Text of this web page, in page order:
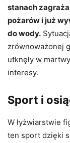
stanach
pożarów i już
do wody.
zrównoważonej
utknęły w
interesy.
Sport i
W łyżwiarstwie
ten sport dzięki